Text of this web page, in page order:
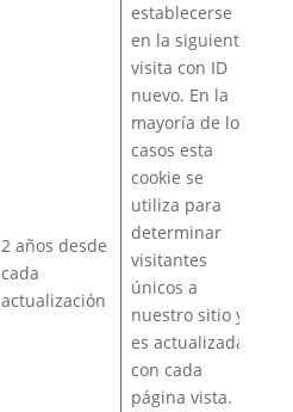
2 años desde
cada
actualización
establecerse
en la siguiente
visita con ID
nuevo. En la
mayoría de los
casos esta
cookie se
utiliza para
determinar
visitantes
únicos a
nuestro sitio y
es actualizada
con cada
página vista.